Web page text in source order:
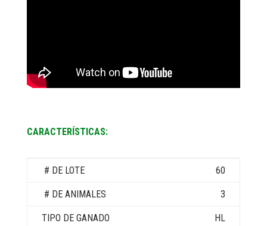
CARACTERÍSTICAS:
60
3
HL